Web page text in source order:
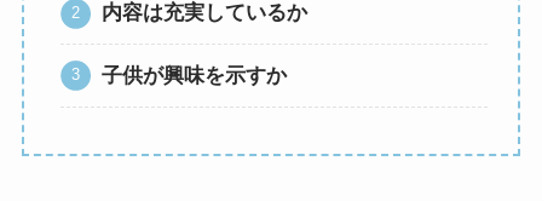
内容は充実しているか
子供が興味を示すか